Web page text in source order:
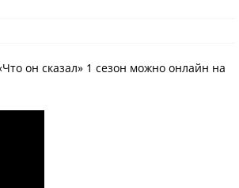
он сказал» 1 сезон можно онлайн на